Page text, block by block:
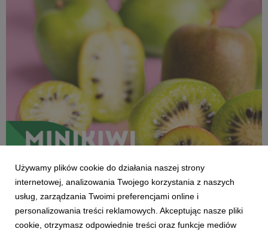
SUPEROWOCE Minikiwi (1).jpg
Używamy plików cookie do działania naszej strony
internetowej, analizowania Twojego korzystania z naszych
usług, zarządzania Twoimi preferencjami online i
personalizowania treści reklamowych. Akceptując nasze pliki
cookie, otrzymasz odpowiednie treści oraz funkcje mediów